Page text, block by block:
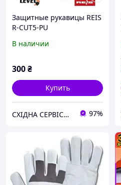
Защитные рукавицы REIS
R-CUT5-PU
В наличии
300₴
Купить
СХІДНА СЕРВІСНА КОМПАНІЯ №1 97%